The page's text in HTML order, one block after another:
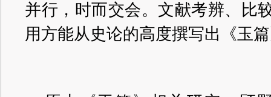
并行，时而交会。文献考辨、比
用方能从史论的高度撰写出《玉